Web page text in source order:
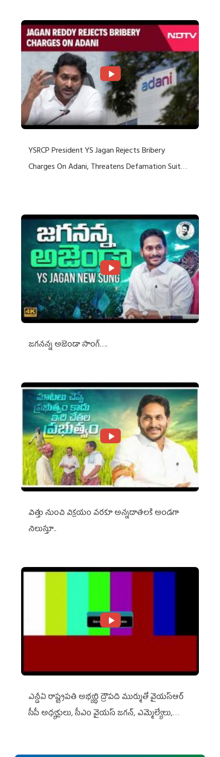
YSRCP President YS Jagan Rejects Bribery
Charges On Adani, Threatens Defamation Suit
జగనన్న అజెండా సాంగ్….
విత్తు నుంచి విక్రయం వరకూ అన్నదాతలకి అండగా
నిలుస్తూ..
ఎన్డీఏ రాష్ట్ర‌ప‌తి అభ్య‌ర్థి ద్రౌప‌ది ముర్ముతో వైయ‌స్ఆర్
సీపీ అధ్య‌క్షులు, సీఎం వైయ‌స్ జ‌గ‌న్, ఎమ్మెల్యేలు,